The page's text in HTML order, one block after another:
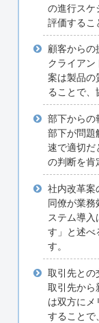
の進行スケ
評価するこ
顧客からの
クライアン
案は製品の
ることで、
部下からの
部下が問題
速で適切だ
の判断を肯
社内改革案
同僚が業務
ステム導入
す」と述べ
す。
取引先との
取引先から
は双方にメ
することで